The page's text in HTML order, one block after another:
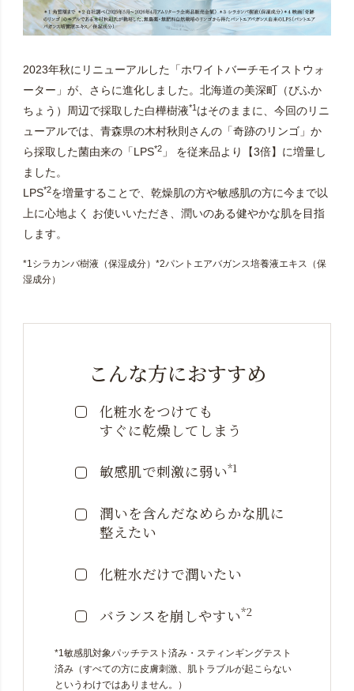
2023年秋にリニューアルした「ホワイトバーチモイストウォ
ーター」が、さらに進化しました。北海道の美深町（びふか
ちょう）周辺で採取した白樺樹液*1はそのままに、今回のリニ
ューアルでは、青森県の木村秋則さんの「奇跡のリンゴ」か
ら採取した菌由来の「LPS*2」 を従来品より【3倍】に増量し
ました。
LPS*2を増量することで、乾燥肌の方や敏感肌の方に今まで以
上に心地よく お使いいただき、潤いのある健やかな肌を目指
します。
*1シラカンバ樹液（保湿成分）*2パントエアバガンス培養液エキス（保
湿成分）
こんな方におすすめ
化粧水をつけても
すぐに乾燥してしまう
敏感肌で刺激に弱い*1
潤いを含んだなめらかな肌に
整えたい
化粧水だけで潤いたい
バランスを崩しやすい*2
*1敏感肌対象パッチテスト済み・スティンギングテスト
済み（すべての方に皮膚刺激、肌トラブルが起こらない
というわけではありません。）